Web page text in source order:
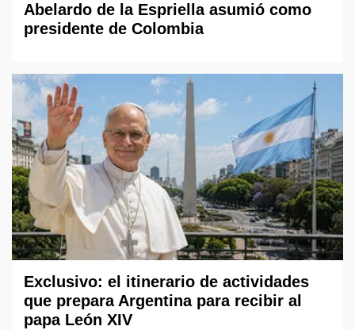
Abelardo de la Espriella asumió como
presidente de Colombia
Exclusivo: el itinerario de actividades
que prepara Argentina para recibir al
papa León XIV